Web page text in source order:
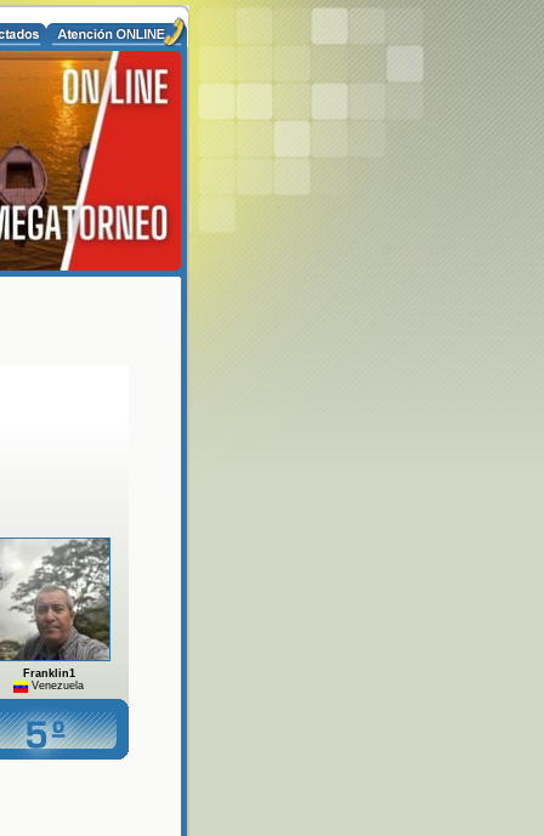
Franklin1
Venezuela